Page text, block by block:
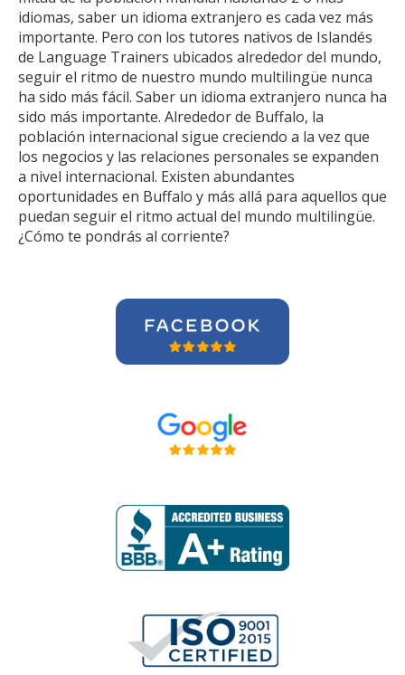
idiomas, saber un idioma extranjero es cada vez más
importante. Pero con los tutores nativos de Islandés
de Language Trainers ubicados alrededor del mundo,
seguir el ritmo de nuestro mundo multilingüe nunca
ha sido más fácil. Saber un idioma extranjero nunca ha
sido más importante. Alrededor de Buffalo, la
población internacional sigue creciendo a la vez que
los negocios y las relaciones personales se expanden
a nivel internacional. Existen abundantes
oportunidades en Buffalo y más allá para aquellos que
puedan seguir el ritmo actual del mundo multilingüe.
¿Cómo te pondrás al corriente?